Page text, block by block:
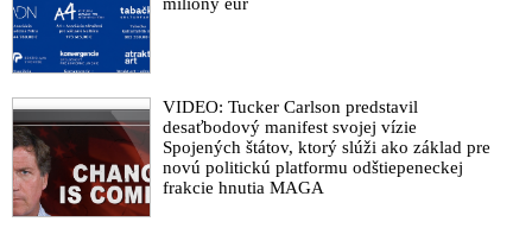
VIDEO: Tucker Carlson predstavil
desaťbodový manifest svojej vízie
Spojených štátov, ktorý slúži ako základ pre
novú politickú platformu odštiepeneckej
frakcie hnutia MAGA